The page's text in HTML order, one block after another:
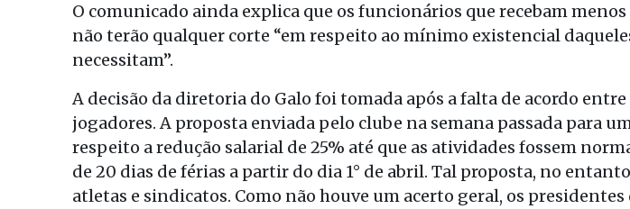
O comunicado ainda explica que os funcionários que recebam menos
não terão qualquer corte “em respeito ao mínimo existencial
necessitam”.
A decisão da diretoria do Galo foi tomada após a falta de acordo entre
jogadores. A proposta enviada pelo clube na semana passada para
respeito a redução salarial de 25% até que as atividades fossem
de 20 dias de férias a partir do dia 1° de abril. Tal proposta, no
atletas e sindicatos. Como não houve um acerto geral, os presidentes